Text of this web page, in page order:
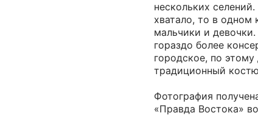
нескольких
хватало, то в одном
мальчики и
гораздо более
городское, по
традиционный
Фотография
«Правда Востока»